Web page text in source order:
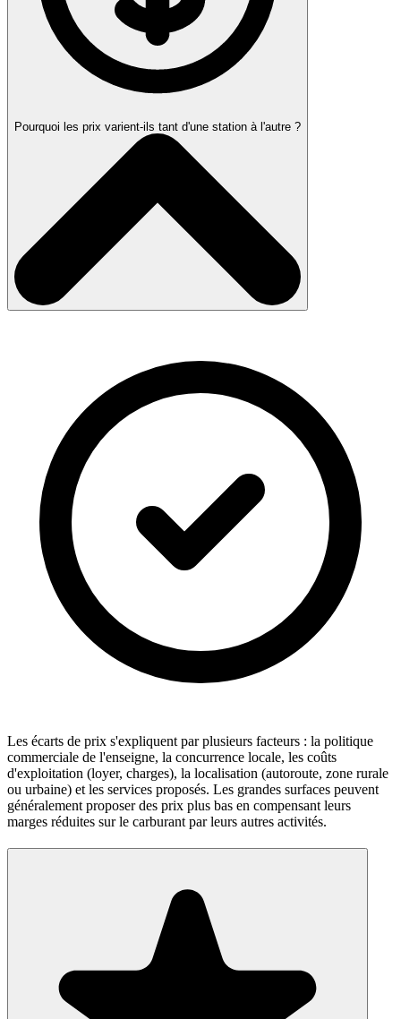
Pourquoi les prix varient-ils tant d'une station à l'autre ?
Les écarts de prix s'expliquent par plusieurs facteurs : la politique
commerciale de l'enseigne, la concurrence locale, les coûts
d'exploitation (loyer, charges), la localisation (autoroute, zone rurale
ou urbaine) et les services proposés. Les grandes surfaces peuvent
généralement proposer des prix plus bas en compensant leurs
marges réduites sur le carburant par leurs autres activités.